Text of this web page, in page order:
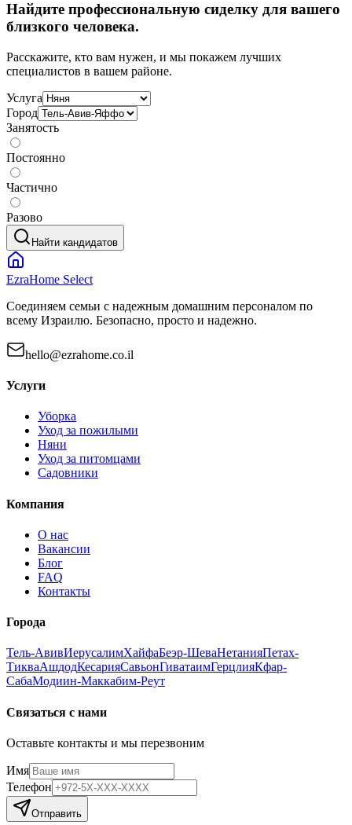
Найдите профессиональную сиделку для вашего
близкого человека.
Расскажите, кто вам нужен, и мы покажем лучших
специалистов в вашем районе.
Услуга
Город
Занятость
Постоянно
Частично
Разово
Найти кандидатов
EzraHome Select
Соединяем семьи с надежным домашним персоналом по
всему Израилю. Безопасно, просто и надежно.
hello@ezrahome.co.il
Услуги
Уборка
Уход за пожилыми
Няни
Уход за питомцами
Садовники
Компания
О нас
Вакансии
Блог
FAQ
Контакты
Города
Тель-АвивИерусалимХайфаБеэр-ШеваНетанияПетах-
ТикваАшдодКесарияСавьонГиватаимГерцлияКфар-
СабаМодиин-Маккабим-Реут
Связаться с нами
Оставьте контакты и мы перезвоним
Имя
Телефон
Отправить